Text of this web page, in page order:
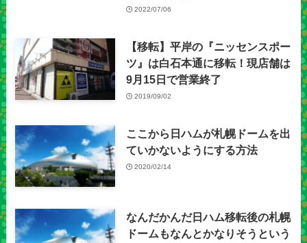
2022/07/06
【移転】平岸の『ニッセンスポー
ツ』は白石本通に移転！現店舗は
9月15日で営業終了
2019/09/02
ここから日ハムが札幌ドームを出
ていかないようにする方法
2020/02/14
なんだかんだ日ハム移転後の札幌
ドームもなんとかなりそうという